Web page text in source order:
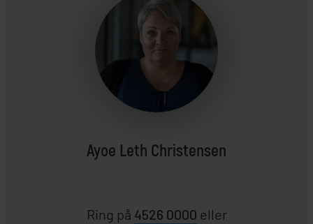
Ayoe Leth Christensen
Ring på 4526 0000 eller